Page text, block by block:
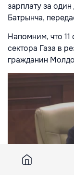
зарплату за
Батрынча,
Напомним, что 11
сектора Газа в
гражданин